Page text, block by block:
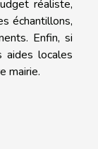
réaliste,
échantillons,
Enfin, si
aides locales
mairie.